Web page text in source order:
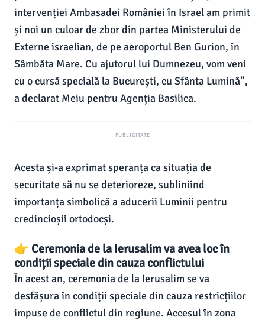
intervenției Ambasadei României în Israel am primit
și noi un culoar de zbor din partea Ministerului de
Externe israelian, de pe aeroportul Ben Gurion, în
Sâmbăta Mare. Cu ajutorul lui Dumnezeu, vom veni
cu o cursă specială la București, cu Sfânta Lumină”,
a declarat Meiu pentru Agenția Basilica.
PUBLICITATE
Acesta și-a exprimat speranța ca situația de
securitate să nu se deterioreze, subliniind
importanța simbolică a aducerii Luminii pentru
credincioșii ortodocși.
👉 Ceremonia de la Ierusalim va avea loc în
condiții speciale din cauza conflictului
În acest an, ceremonia de la Ierusalim se va
desfășura în condiții speciale din cauza restricțiilor
impuse de conflictul din regiune. Accesul în zona